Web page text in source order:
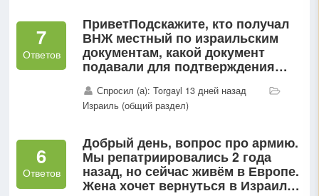
7
Ответов
ПриветПодскажите, кто получал
ВНЖ местный по израильским
документам, какой документ
подавали для подтверждения
обычную выписку из реестра
населения израильскую, где...
Спросил (а): Torgayl 13 дней назад
Израиль (общий раздел)
6
Ответов
Добрый день, вопрос про армию.
Мы репатриировались 2 года
назад, но сейчас живём в Европе.
Жена хочет вернуться в Израиль